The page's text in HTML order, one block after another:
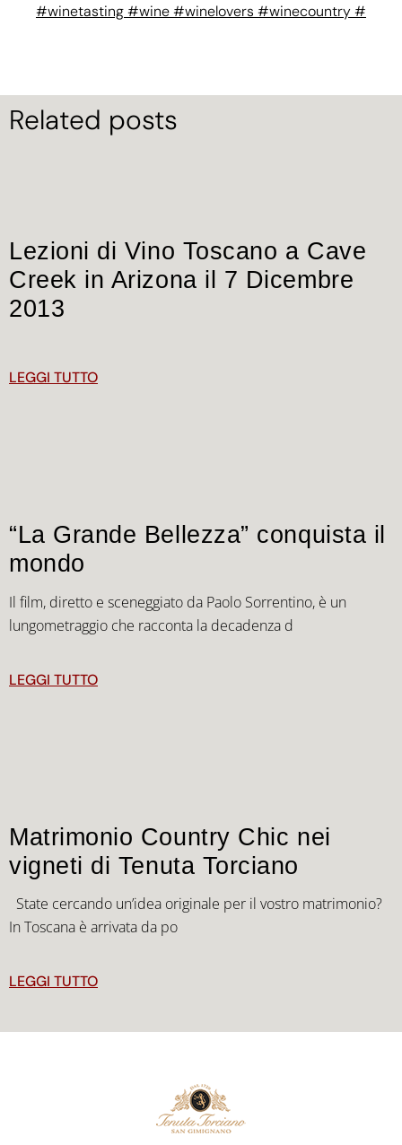
#winetasting #wine #winelovers #winecountry #
Related posts
Lezioni di Vino Toscano a Cave
Creek in Arizona il 7 Dicembre
2013
LEGGI TUTTO
“La Grande Bellezza” conquista il
mondo
Il film, diretto e sceneggiato da Paolo Sorrentino, è un
lungometraggio che racconta la decadenza d
LEGGI TUTTO
Matrimonio Country Chic nei
vigneti di Tenuta Torciano
State cercando un’idea originale per il vostro matrimonio?
In Toscana è arrivata da po
LEGGI TUTTO